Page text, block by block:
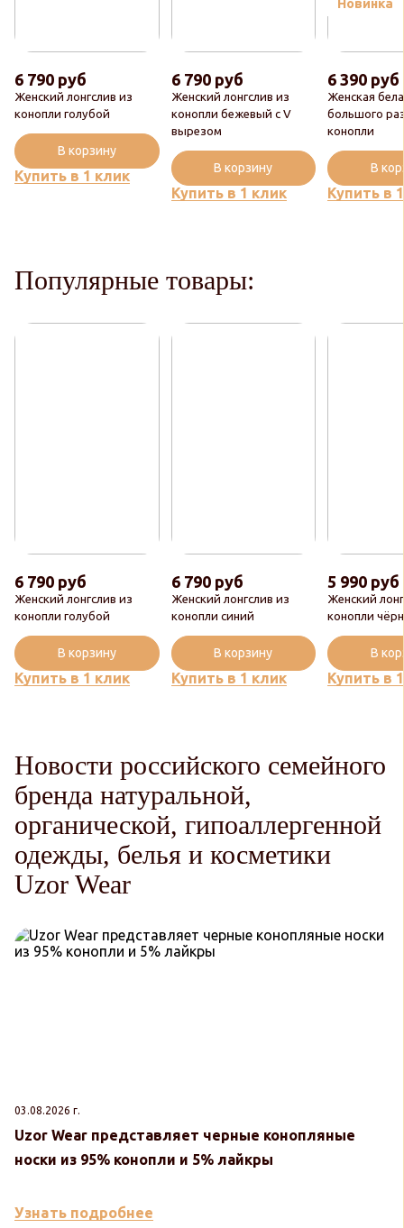
Женский лонгслив из
конопли голубой
6 790 руб
Купить в 1 клик
В корзину
Женский лонгслив из
конопли бежевый с V
вырезом
6 790 руб
Купить в 1 клик
В корзину
Новинка
Женская
большого
конопли
6 390 руб
Купить в
В
Популярные товары:
Женский лонгслив из
конопли голубой
6 790 руб
Купить в 1 клик
В корзину
Женский лонгслив из
конопли синий
6 790 руб
Купить в 1 клик
В корзину
Женский
конопли
5 990 руб
Купить в
В
Новости российского семейного
бренда натуральной,
органической, гипоаллергенной
одежды, белья и косметики
Uzor Wear
03.08.2026 г.
Uzor Wear представляет черные конопляные
носки из 95% конопли и 5% лайкры
Узнать подробнее